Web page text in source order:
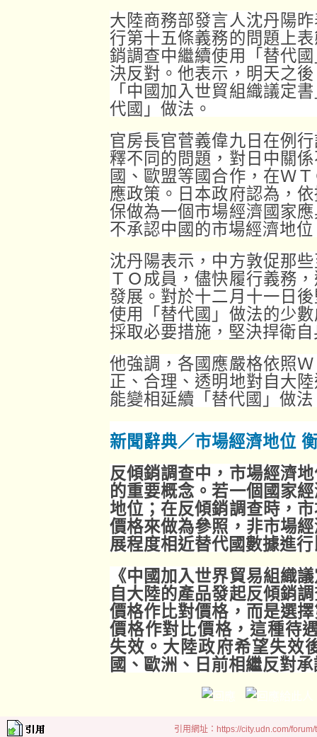
大陸商務部發言人沈丹陽
行第十五條義務的問題上
銷調查中繼續使用「替代
決反對。他表示，明天之
「中國加入世貿組織議定
代國」做法。
官房長官菅義偉九日在例
釋不同的問題，對日中關
國、歐盟等國合作，在Ｗ
應政策。日本政府認為，
保做為一個市場經濟國家
不承認中國的市場經濟地
沈丹陽表示，中方敦促那
ＴＯ成員，儘快履行義務
發展。對於十二月十一日
使用「替代國」做法的少
採取必要措施，堅決捍衛
他強調，各國應嚴格依照
正、合理、透明地對自大
能變相延續「替代國」做
新聞辭典／市場經濟地位
反傾銷調查中，市場經濟
的重要概念。若一個國家
地位；在反傾銷調查時，
價格來做為參照，非市場
展程度相近替代國數據進
《中國加入世界貿易組織
自大陸的產品發起反傾銷
價格作比對價格，而是選
價格作對比價格，這種待
失效。大陸政府希望失效
國、歐洲、日前相繼反對
引用網址：https://city.udn.com/